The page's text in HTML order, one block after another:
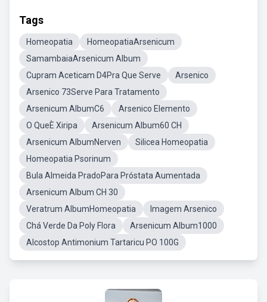
Tags
Homeopatia
HomeopatiaArsenicum
SamambaiaArsenicum Album
Cupram Aceticam D4Pra Que Serve
Arsenico
Arsenico 73Serve Para Tratamento
Arsenicum AlbumC6
Arsenico Elemento
O QueÈ Xiripa
Arsenicum Album60 CH
Arsenicum AlbumNerven
Silicea Homeopatia
Homeopatia Psorinum
Bula Almeida PradoPara Próstata Aumentada
Arsenicum Album CH 30
Veratrum AlbumHomeopatia
Imagem Arsenico
Chá Verde Da Poly Flora
Arsenicum Album1000
Alcostop Antimonium Tartaricu PO 100G